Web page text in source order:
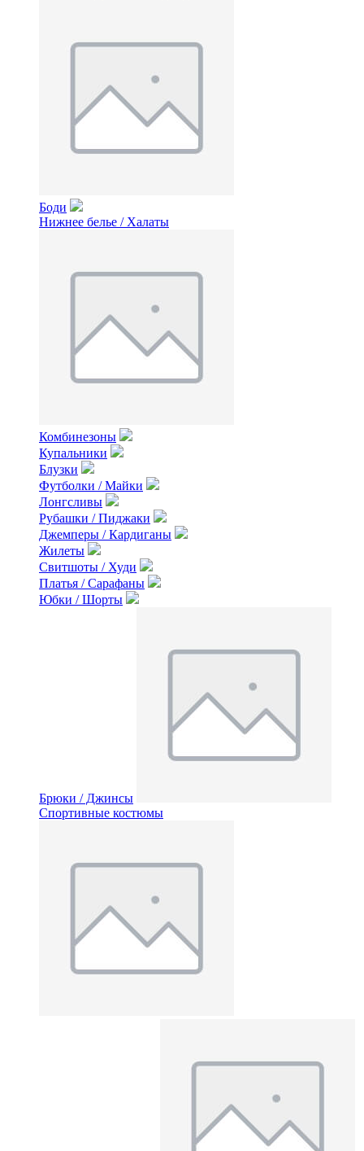
Боди
Нижнее белье / Халаты
Комбинезоны
Купальники
Блузки
Футболки / Майки
Лонгсливы
Рубашки / Пиджаки
Джемперы / Кардиганы
Жилеты
Свитшоты / Худи
Платья / Сарафаны
Юбки / Шорты
Брюки / Джинсы
Спортивные костюмы